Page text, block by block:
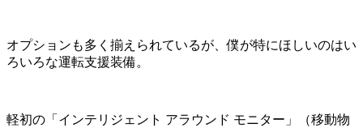
オプションも多く揃えられているが、僕が特にほしいのはい
ろいろな運転支援装備。
軽初の「インテリジェント アラウンド モニター」（移動物